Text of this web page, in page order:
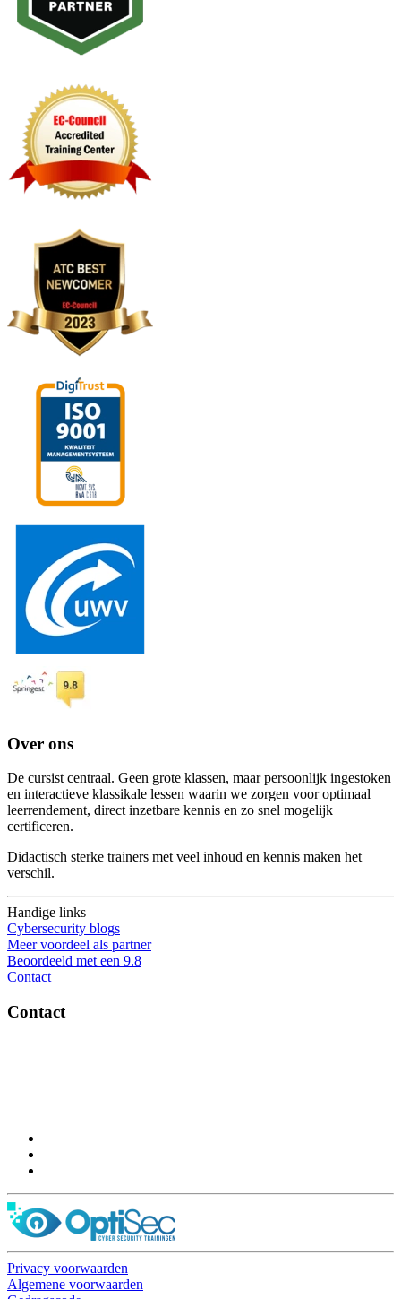
Over ons
De cursist centraal. Geen grote klassen, maar persoonlijk ingestoken
en interactieve klassikale lessen waarin we zorgen voor optimaal
leerrendement, direct inzetbare kennis en zo snel mogelijk
certificeren.
Didactisch sterke trainers met veel inhoud en kennis maken het
verschil.
Handige links
Cybersecurity blogs
Meer voordeel als partner
Beoordeeld met een 9.8
Contact
Contact
Privacy voorwaarden
Algemene voorwaarden